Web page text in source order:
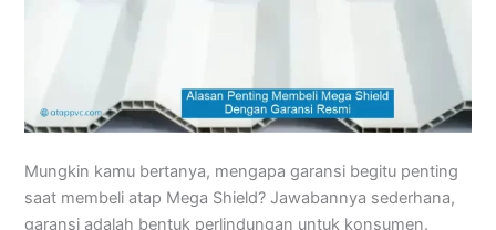
Mungkin kamu bertanya, mengapa garansi begitu penting
saat membeli atap Mega Shield? Jawabannya sederhana,
garansi adalah bentuk perlindungan untuk konsumen.